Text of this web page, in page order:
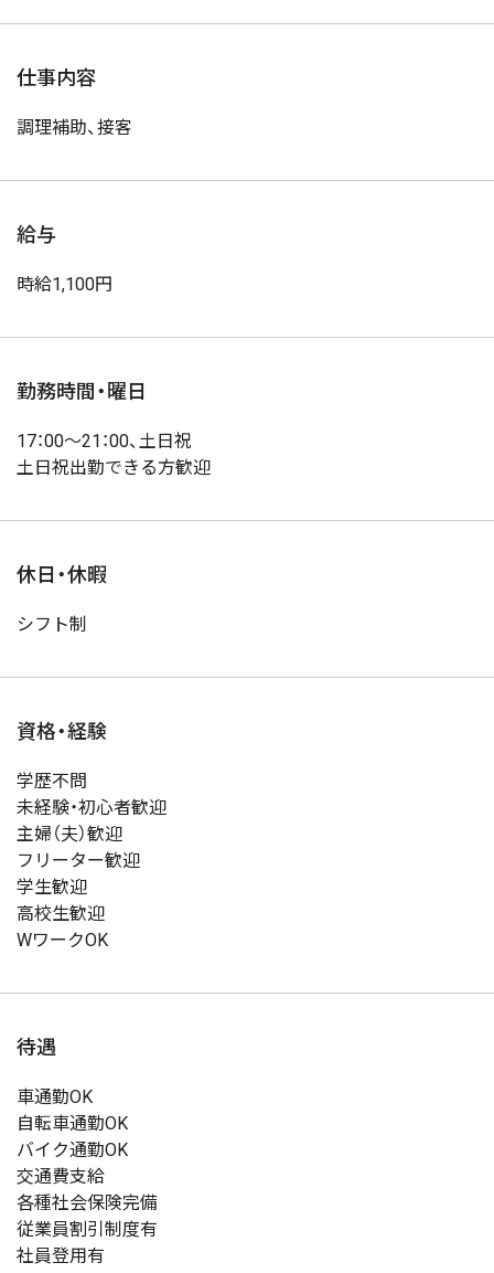
仕事内容
調理補助、接客
給与
時給1,100円
勤務時間・曜日
17：00～21：00、土日祝
土日祝出勤できる方歓迎
休日・休暇
シフト制
資格・経験
学歴不問
未経験・初心者歓迎
主婦（夫）歓迎
フリーター歓迎
学生歓迎
高校生歓迎
WワークOK
待遇
車通勤OK
自転車通勤OK
バイク通勤OK
交通費支給
各種社会保険完備
従業員割引制度有
社員登用有